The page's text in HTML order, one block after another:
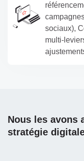
sociaux),
multi-
Nous les avons
stratégie